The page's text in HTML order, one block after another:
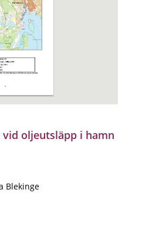
oljeutsläpp i hamn
Blekinge